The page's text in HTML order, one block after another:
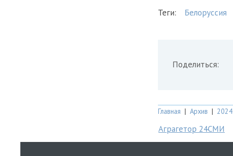
Теги: Белоруссия
Поделиться:
Главная | Архив | 2024
Аграгетор 24СМИ